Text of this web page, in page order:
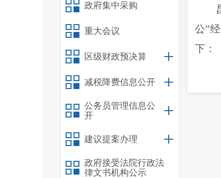
政府集中采购
重大会议
区级财政预决算
减税降费信息公开
公务员管理信息公
开
建议提案办理
政府接受法院行政法
律文书机构公示
公”
下：